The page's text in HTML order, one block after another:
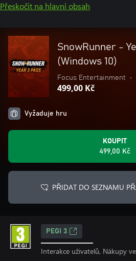
Přeskočit na hlavní obsah
SnowRunner -
(Windows 10)
Focus Entertainment •
499,00 Kč
Vyžaduje hru
KOUPIT
499,00 Kč
PŘIDAT DO SEZNAMU
PEGI 3
Interakce uživatelů, Nákupy